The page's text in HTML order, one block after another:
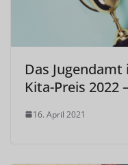
Das
Kita-Preis
16. April 2021